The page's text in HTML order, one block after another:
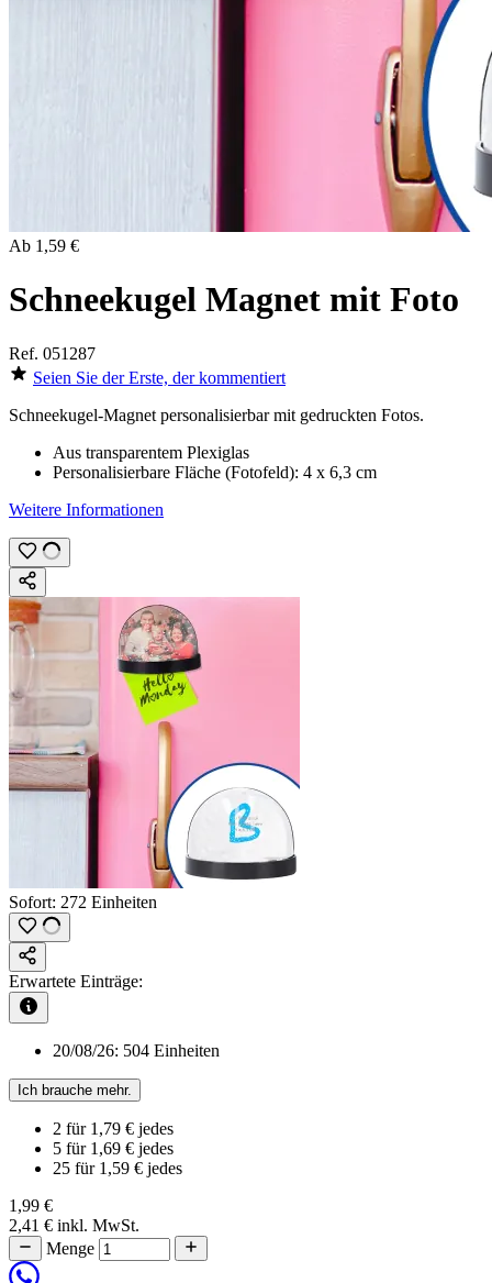
Ab 1,59 €
Schneekugel Magnet mit Foto
Ref. 051287
Seien Sie der Erste, der kommentiert
Schneekugel-Magnet personalisierbar mit gedruckten Fotos.
Aus transparentem Plexiglas
Personalisierbare Fläche (Fotofeld): 4 x 6,3 cm
Weitere Informationen
Sofort: 272 Einheiten
Erwartete Einträge:
20/08/26: 504 Einheiten
Ich brauche mehr.
2 für 1,79 € jedes
5 für 1,69 € jedes
25 für 1,59 € jedes
1,99 €
2,41 € inkl. MwSt.
Menge